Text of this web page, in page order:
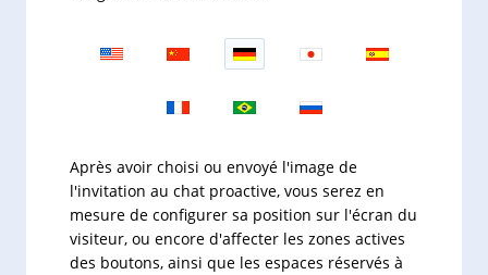
Après avoir choisi ou envoyé l'image de
l'invitation au chat proactive, vous serez en
mesure de configurer sa position sur l'écran du
visiteur, ou encore d'affecter les zones actives
des boutons, ainsi que les espaces réservés à